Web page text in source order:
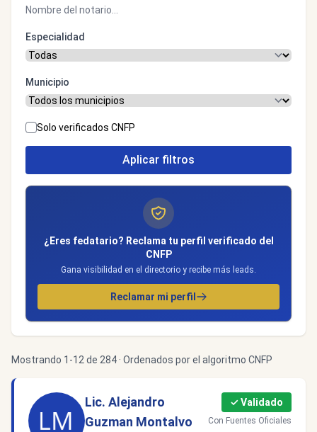
Especialidad
Municipio
Solo verificados CNFP
Aplicar filtros
¿Eres fedatario? Reclama tu perfil verificado del
CNFP
Gana visibilidad en el directorio y recibe más leads.
Reclamar mi perfil
Mostrando 1-12 de 284 · Ordenados por el algoritmo CNFP
Lic. Alejandro
Guzman Montalvo
✓ Validado
Con Fuentes Oficiales